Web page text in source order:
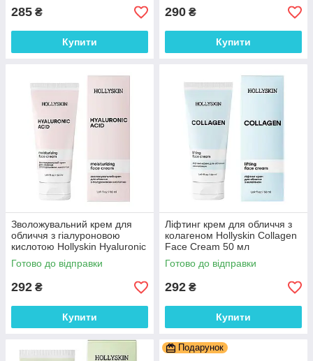
285 ₴
Купити
290 ₴
Купити
Зволожувальний крем для
обличчя з гіалуроновою
кислотою Hollyskin Hyaluronic
Acid Face Cream 50 мл
Готово до відправки
292 ₴
Купити
Ліфтинг крем для обличчя з
колагеном Hollyskin Collagen
Face Cream 50 мл
Готово до відправки
292 ₴
Купити
Подарунок